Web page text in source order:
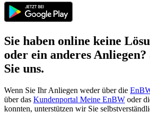
Sie haben online keine
oder ein anderes
Sie uns.
Wenn Sie Ihr Anliegen weder über die
über das Kundenportal Meine EnBW oder
konnten, unterstützen wir Sie